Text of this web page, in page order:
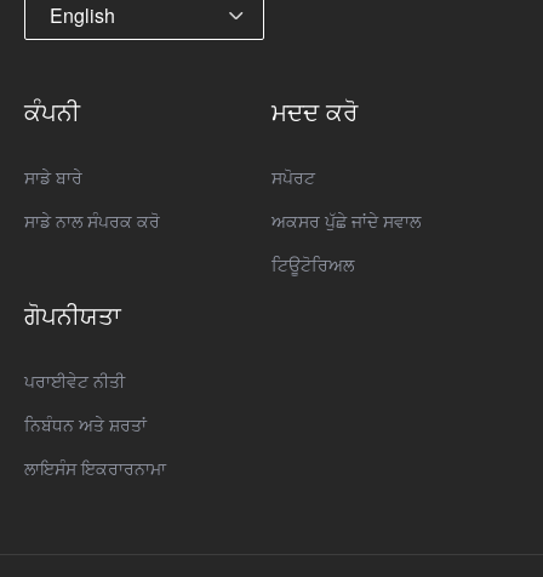
English
ਕੰਪਨੀ
ਸਾਡੇ ਬਾਰੇ
ਸਾਡੇ ਨਾਲ ਸੰਪਰਕ ਕਰੋ
ਮਦਦ ਕਰੋ
ਸਪੋਰਟ
ਅਕਸਰ ਪੁੱਛੇ ਜਾਂਦੇ ਸਵਾਲ
ਟਿਊਟੋਰਿਅਲ
ਗੋਪਨੀਯਤਾ
ਪਰਾਈਵੇਟ ਨੀਤੀ
ਨਿਬੰਧਨ ਅਤੇ ਸ਼ਰਤਾਂ
ਲਾਇਸੰਸ ਇਕਰਾਰਨਾਮਾ